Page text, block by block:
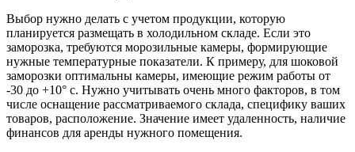
Выбор нужно делать с учетом продукции, которую
планируется размещать в холодильном складе. Если это
заморозка, требуются морозильные камеры, формирующие
нужные температурные показатели. К примеру, для шоковой
заморозки оптимальны камеры, имеющие режим работы от
-30 до +10° c. Нужно учитывать очень много факторов, в том
числе оснащение рассматриваемого склада, специфику ваших
товаров, расположение. Значение имеет удаленность, наличие
финансов для аренды нужного помещения.